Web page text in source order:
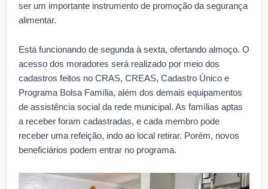
ser um importante instrumento de promoção da segurança
alimentar.
Está funcionando de segunda à sexta, ofertando almoço. O
acesso dos moradores será realizado por meio dos
cadastros feitos no CRAS, CREAS, Cadastro Único e
Programa Bolsa Família, além dos demais equipamentos
de assistência social da rede municipal. As famílias aptas
a receber foram cadastradas, e cada membro pode
receber uma refeição, indo ao local retirar. Porém, novos
beneficiários podem entrar no programa.